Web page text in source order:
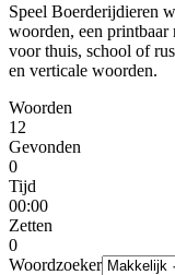
Speel Boerderijdieren
woorden, een
voor thuis, school of
en verticale woorden.
Woorden
12
Gevonden
0
Tijd
00:00
Zetten
0
Woordzoeker